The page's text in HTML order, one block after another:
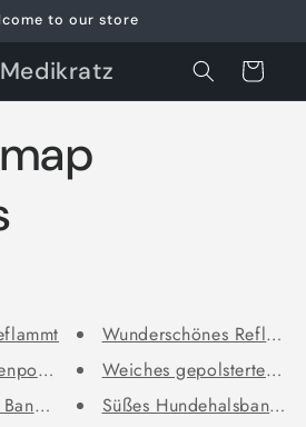
to our store
Medikratz Winkelwagen
– Elega...
für ...
Wunderschönes
Weiches gepolstertes
Süßes Hundehalsband